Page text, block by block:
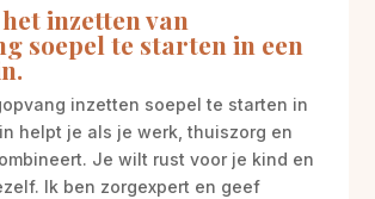
inzetten van
soepel te starten in een
inzetten soepel te starten in
helpt je als je werk, thuiszorg en
Je wilt rust voor je kind en
Ik ben zorgexpert en geef